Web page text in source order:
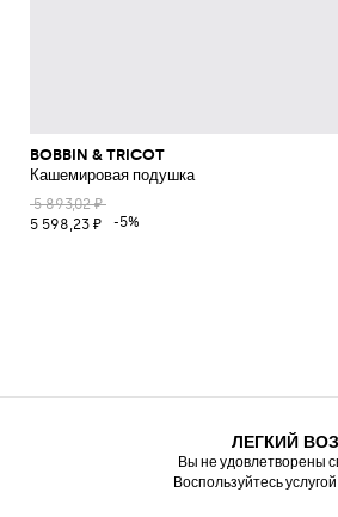
BOBBIN & TRICOT
Кашемировая подушка
5 893,02 ₽
5 598,23 ₽
-5%
ЛЕГКИЙ
Вы не удовлетворены
Воспользуйтесь